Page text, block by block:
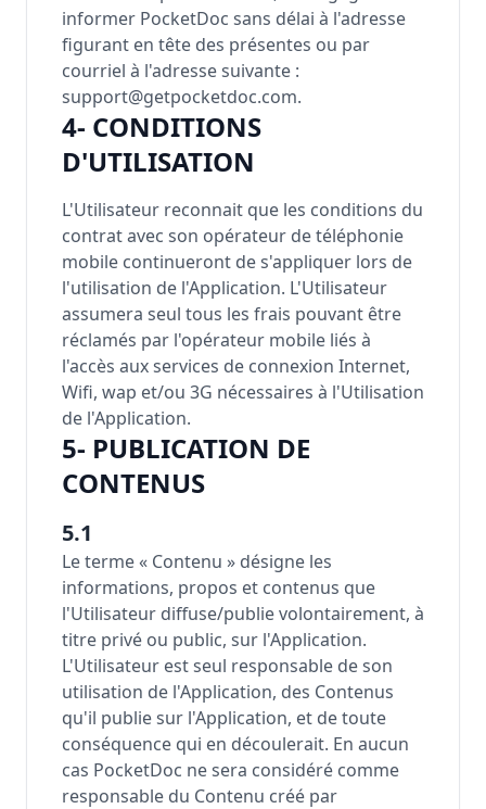
informer PocketDoc sans délai à l'adresse
figurant en tête des présentes ou par
courriel à l'adresse suivante :
support@getpocketdoc.com.
4- CONDITIONS
D'UTILISATION
L'Utilisateur reconnait que les conditions du
contrat avec son opérateur de téléphonie
mobile continueront de s'appliquer lors de
l'utilisation de l'Application. L'Utilisateur
assumera seul tous les frais pouvant être
réclamés par l'opérateur mobile liés à
l'accès aux services de connexion Internet,
Wifi, wap et/ou 3G nécessaires à l'Utilisation
de l'Application.
5- PUBLICATION DE
CONTENUS
5.1
Le terme « Contenu » désigne les
informations, propos et contenus que
l'Utilisateur diffuse/publie volontairement, à
titre privé ou public, sur l'Application.
L'Utilisateur est seul responsable de son
utilisation de l'Application, des Contenus
qu'il publie sur l'Application, et de toute
conséquence qui en découlerait. En aucun
cas PocketDoc ne sera considéré comme
responsable du Contenu créé par